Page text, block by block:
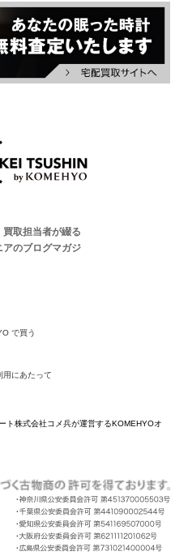
買取担当者が綴る
アのブログマガジ
で買う
用にあたって
ト株式会社コメ兵が運営するKOMEHYOオ